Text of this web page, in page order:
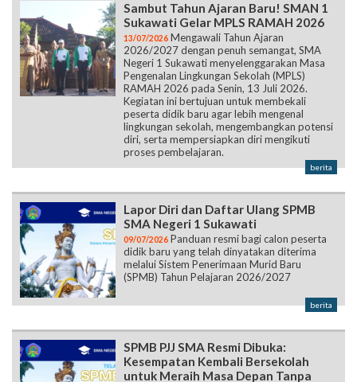
Sambut Tahun Ajaran Baru! SMAN 1
Sukawati Gelar MPLS RAMAH 2026
13/07/2026 Mengawali Tahun Ajaran
2026/2027 dengan penuh semangat, SMA
Negeri 1 Sukawati menyelenggarakan Masa
Pengenalan Lingkungan Sekolah (MPLS)
RAMAH 2026 pada Senin, 13 Juli 2026.
Kegiatan ini bertujuan untuk membekali
peserta didik baru agar lebih mengenal
lingkungan sekolah, mengembangkan potensi
diri, serta mempersiapkan diri mengikuti
proses pembelajaran.
berita
Lapor Diri dan Daftar Ulang SPMB
SMA Negeri 1 Sukawati
09/07/2026 Panduan resmi bagi calon peserta
didik baru yang telah dinyatakan diterima
melalui Sistem Penerimaan Murid Baru
(SPMB) Tahun Pelajaran 2026/2027
berita
SPMB PJJ SMA Resmi Dibuka:
Kesempatan Kembali Bersekolah
untuk Meraih Masa Depan Tanpa